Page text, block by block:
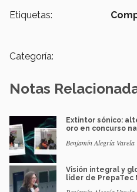
Etiquetas:
Categoría:
Notas
Extintor sónico:
oro en concurso
Benjamín Alegría Varela
Visión integral y
líder de PrepaTec